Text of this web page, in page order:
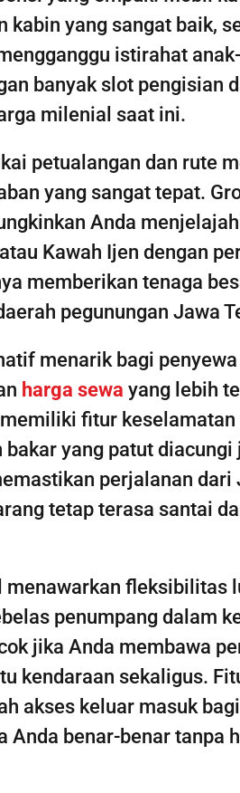
yang sangat baik,
istirahat
banyak slot pengisian
milenial saat ini.
petualangan dan rute
yang sangat tepat.
Anda
Kawah Ijen dengan
memberikan tenaga
pegunungan Jawa
menarik bagi
harga sewa yang lebih
fitur keselamatan
yang patut diacungi
perjalanan dari
tetap terasa santai
menawarkan fleksibilitas
penumpang dalam
jika Anda membawa
kendaraan sekaligus.
akses keluar masuk
Anda benar-benar tanpa